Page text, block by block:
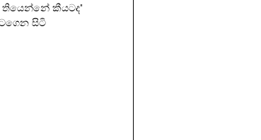
කීයටද"
සිටි